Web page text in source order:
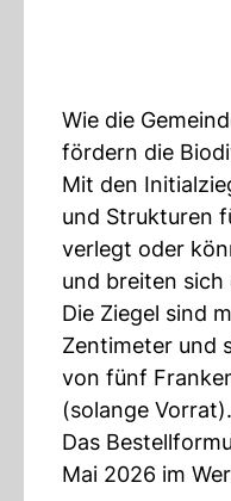
Wie die
fördern die
Mit den
und Strukturen
verlegt oder
und breiten sich
Die Ziegel sind
Zentimeter und
von fünf
(solange Vorrat).
Das
Mai 2026 im